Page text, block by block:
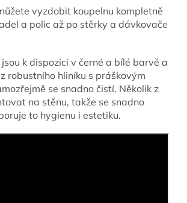
vyzdobit koupelnu kompletně
a polic až po stěrky a dávkovače
k dispozici v černé a bílé barvě a
robustního hliníku s práškovým
se snadno čistí. Několik z
na stěnu, takže se snadno
to hygienu i estetiku.